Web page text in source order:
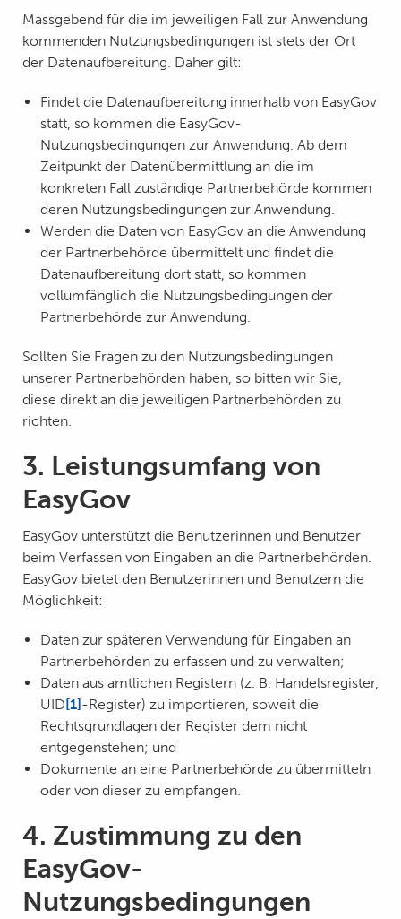
Massgebend für die im jeweiligen Fall zur Anwendung
kommenden Nutzungsbedingungen ist stets der Ort
der Datenaufbereitung. Daher gilt:
Findet die Datenaufbereitung innerhalb von EasyGov
statt, so kommen die EasyGov-
Nutzungsbedingungen zur Anwendung. Ab dem
Zeitpunkt der Datenübermittlung an die im
konkreten Fall zuständige Partnerbehörde kommen
deren Nutzungsbedingungen zur Anwendung.
Werden die Daten von EasyGov an die Anwendung
der Partnerbehörde übermittelt und findet die
Datenaufbereitung dort statt, so kommen
vollumfänglich die Nutzungsbedingungen der
Partnerbehörde zur Anwendung.
Sollten Sie Fragen zu den Nutzungsbedingungen
unserer Partnerbehörden haben, so bitten wir Sie,
diese direkt an die jeweiligen Partnerbehörden zu
richten.
3. Leistungsumfang von
EasyGov
EasyGov unterstützt die Benutzerinnen und Benutzer
beim Verfassen von Eingaben an die Partnerbehörden.
EasyGov bietet den Benutzerinnen und Benutzern die
Möglichkeit:
Daten zur späteren Verwendung für Eingaben an
Partnerbehörden zu erfassen und zu verwalten;
Daten aus amtlichen Registern (z. B. Handelsregister,
UID[1]-Register) zu importieren, soweit die
Rechtsgrundlagen der Register dem nicht
entgegenstehen; und
Dokumente an eine Partnerbehörde zu übermitteln
oder von dieser zu empfangen.
4. Zustimmung zu den
EasyGov-
Nutzungsbedingungen